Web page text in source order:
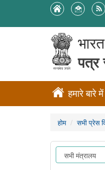
पत्र
हमारे बारे में
होम सभी प्रेस